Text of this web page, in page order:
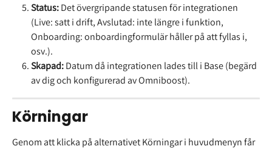
Status: Det övergripande statusen för integrationen
(Live: satt i drift, Avslutad: inte längre i funktion,
Onboarding: onboardingformulär håller på att fyllas i,
osv.).
Skapad: Datum då integrationen lades till i Base (begärd
av dig och konfigurerad av Omniboost).
Körningar
Genom att klicka på alternativet Körningar i huvudmenyn får